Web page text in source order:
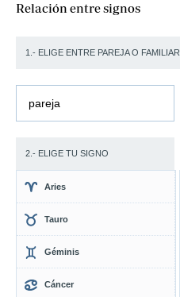
Relación entre signos
1.- ELIGE ENTRE PAREJA O FAMILIAR
pareja
2.- ELIGE TU SIGNO
Aries
Tauro
Géminis
Cáncer